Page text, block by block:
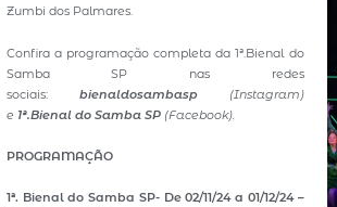
Zumbi dos Palmares.
Confira a programação completa da 1ª.Bienal do
Samba SP nas redes
sociais: bienaldosambasp(Instagram)
e 1ª.Bienal do Samba SP(Facebook).
PROGRAMAÇÃO
1ª. Bienal do Samba SP- De 02/11/24 a 01/12/24 –